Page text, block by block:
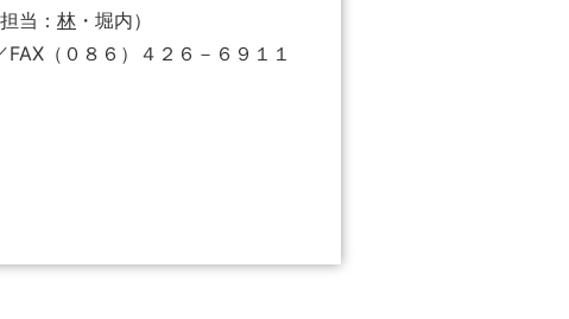
当： 林 ・堀内）
８６）４２６－６９１１